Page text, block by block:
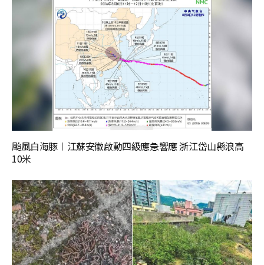
颱風白海豚︱江蘇安徽啟動四級應急響應 浙江岱山縣浪高
10米